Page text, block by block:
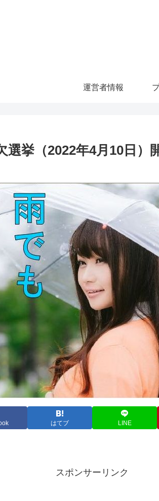
運営者情報
選挙（2022年4月10日）
はてブ LINE
スポンサーリンク